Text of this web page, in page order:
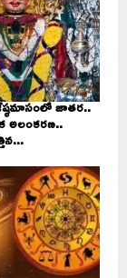
జాతర..
అలంకరణ..